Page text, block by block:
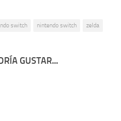
switch nintendo switch zelda
GUSTAR...